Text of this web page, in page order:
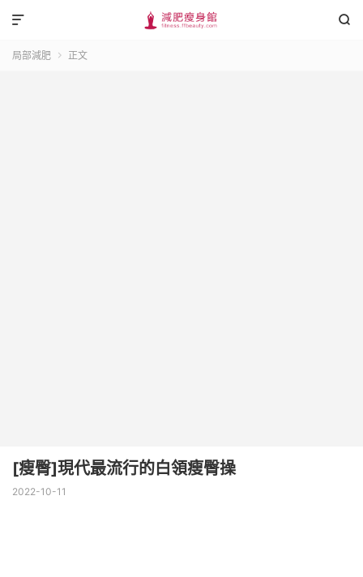


局部減肥  正文
[瘦臀]現代最流行的白領瘦臀操
2022-10-11